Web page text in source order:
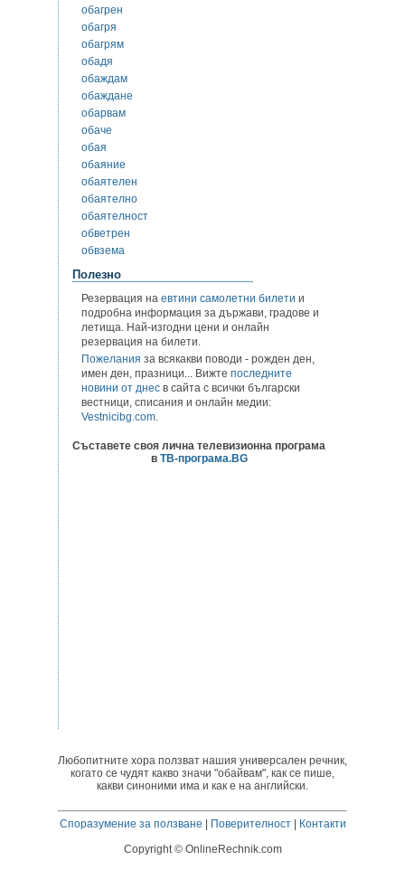
обагрен
обагря
обагрям
обадя
обаждам
обаждане
обарвам
обаче
обая
обаяние
обаятелен
обаятелно
обаятелност
обветрен
обвзема
Полезно
Резервация на евтини самолетни билети и
подробна информация за държави, градове и
летища. Най-изгодни цени и онлайн
резервация на билети.
Пожелания за всякакви поводи - рожден ден,
имен ден, празници... Вижте последните
новини от днес в сайта с всички български
вестници, списания и онлайн медии:
Vestnicibg.com.
Съставете своя лична телевизионна програма
в ТВ-програма.BG
Любопитните хора ползват нашия универсален речник,
когато се чудят какво значи "обайвам", как се пише,
какви синоними има и как е на английски.
Споразумение за ползване Поверителност|
Контакти
Copyright © OnlineRechnik.com